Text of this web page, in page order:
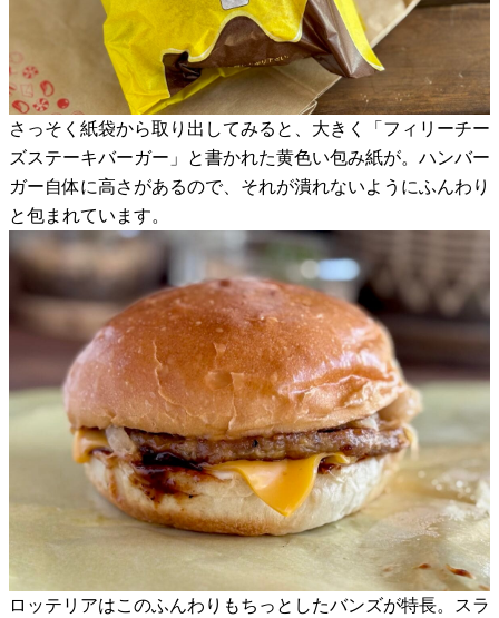
さっそく紙袋から取り出してみると、大きく「フィリーチー
ズステーキバーガー」と書かれた黄色い包み紙が。ハンバー
ガー自体に高さがあるので、それが潰れないようにふんわり
と包まれています。
ロッテリアはこのふんわりもちっとしたバンズが特長。スラ